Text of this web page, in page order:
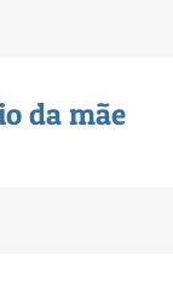
da mãe